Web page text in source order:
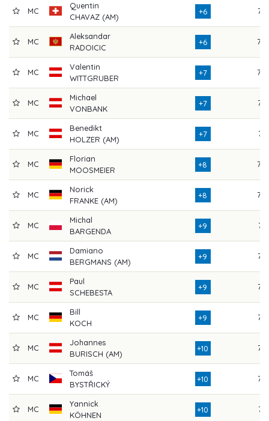
MC
Quentin
CHAVAZ (AM)
+6 75
MC
Aleksandar
RADOICIC
+6 70
MC
Valentin
WITTGRUBER
+7 79
MC
Michael
VONBANK
+7 73
MC
Benedikt
HOLZER (AM)
+7 71
MC
Florian
MOOSMEIER
+8 78
MC
Norick
FRANKE (AM)
+8 70
MC
Michal
BARGENDA
+9 74
MC
Damiano
BERGMANS (AM)
+9 75
MC
Paul
SCHEBESTA
+9 75
MC
Bill
KOCH
+9 73
MC
Johannes
BURISCH (AM)
+10 76
MC
Tomáš
BYSTŘICKÝ
+10 75
MC
Yannick
KÖHNEN
+10 74